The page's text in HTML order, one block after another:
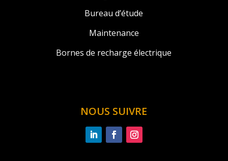
Bureau d’étude
Maintenance
Bornes de recharge électrique
NOUS SUIVRE